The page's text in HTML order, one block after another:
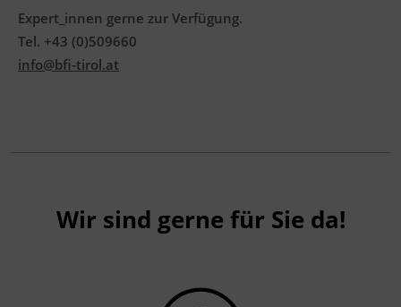
Expert_innen gerne zur Verfügung.
Tel. +43 (0)509660
info@bfi-tirol.at
Wir sind gerne für Sie da!